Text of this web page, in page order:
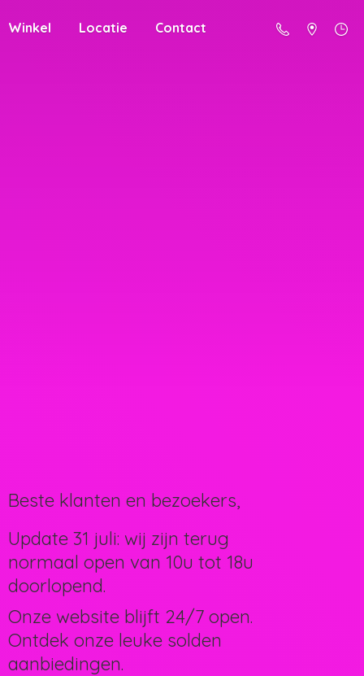
Winkel Locatie Contact
Beste klanten en bezoekers,
Update 31 juli: wij zijn terug
normaal open van 10u tot 18u
doorlopend.
Onze website blijft 24/7 open.
Ontdek onze leuke solden
aanbiedingen.